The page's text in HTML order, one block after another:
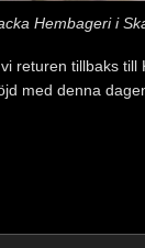
Hembageri i
returen tillbaks
med denna